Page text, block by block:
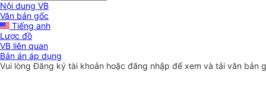
Nội dung VB
Văn bản gốc
Tiếng anh
Lược đồ
VB liên quan
Bản án áp dụng
Vui lòngĐăng ký tài khoản hoặc đăng nhập để xem và tải văn bản